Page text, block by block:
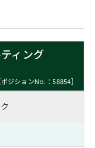
ィング
ポジションNo.：58854］